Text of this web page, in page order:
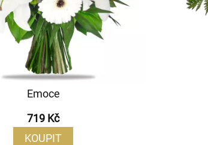
Emoce
719 Kč
KOUPIT